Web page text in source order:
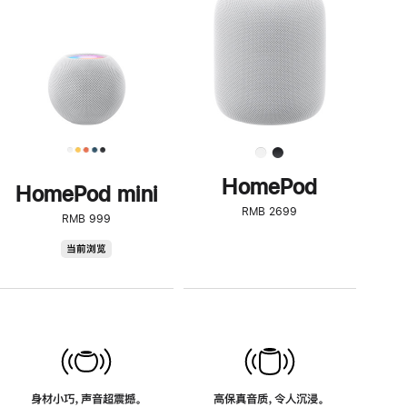
HomePod mini
RMB 999
当前浏览
身材小巧，声音超震撼。
了
解
HomePod<
HomePod
RMB 2699
高保真音质，令人沉浸。